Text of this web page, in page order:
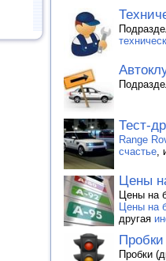
Тест-
Range
счастье
Цены
Цены на
Цены на
другая
Пробки
Пробки